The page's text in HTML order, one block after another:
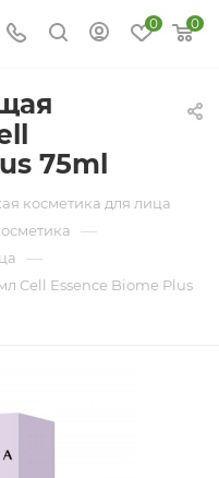
0 0
75ml
косметика для лица
—
—
Cell Essence Biome Plus